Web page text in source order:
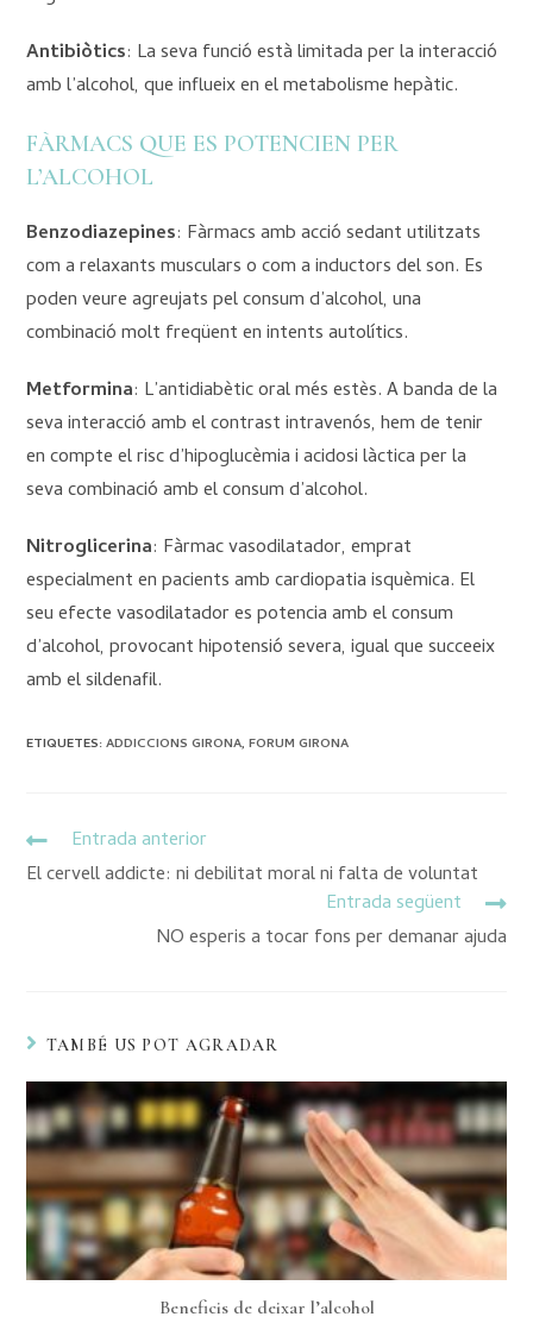
Antibiòtics: La seva funció està limitada per la interacció
amb l’alcohol, que influeix en el metabolisme hepàtic.
FÀRMACS QUE ES POTENCIEN PER
L’ALCOHOL
Benzodiazepines: Fàrmacs amb acció sedant utilitzats
com a relaxants musculars o com a inductors del son. Es
poden veure agreujats pel consum d’alcohol, una
combinació molt freqüent en intents autolítics.
Metformina: L’antidiabètic oral més estès. A banda de la
seva interacció amb el contrast intravenós, hem de tenir
en compte el risc d’hipoglucèmia i acidosi làctica per la
seva combinació amb el consum d’alcohol.
Nitroglicerina: Fàrmac vasodilatador, emprat
especialment en pacients amb cardiopatia isquèmica. El
seu efecte vasodilatador es potencia amb el consum
d’alcohol, provocant hipotensió severa, igual que succeeix
amb el sildenafil.
ETIQUETES:ADDICCIONS GIRONA, FORUM GIRONA
Entrada anterior
El cervell addicte: ni debilitat moral ni falta de voluntat
Entrada següent
NO esperis a tocar fons per demanar ajuda
TAMBÉ US POT AGRADAR
Beneficis de deixar l’alcohol